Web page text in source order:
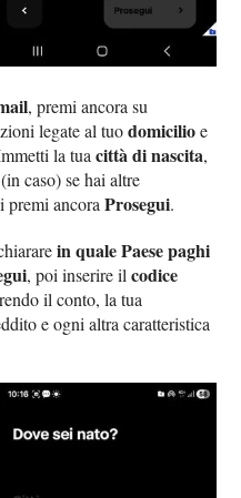
, premi ancora su
legate al tuodomicilioe
la tuacittà di nascita,
caso) se hai altre
premi ancoraProsegui.
in quale Paese paghi
, poi inserire ilcodice
il conto, la tua
e ogni altra caratteristica